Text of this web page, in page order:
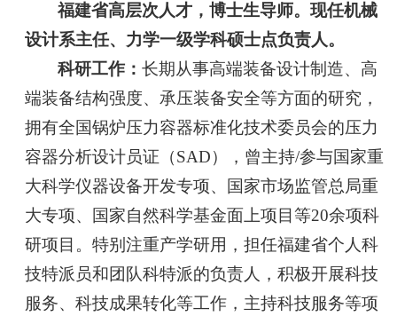
福建省高层次人才，博士生导师。现任机械
设计系主任、力学一级学科硕士点负责人。
科研工作：长期从事高端装备设计制造、高
端装备结构强度、承压装备安全等方面的研究，
拥有全国锅炉压力容器标准化技术委员会的压力
容器分析设计员证（SAD），曾主持/参与国家重
大科学仪器设备开发专项、国家市场监管总局重
大专项、国家自然科学基金面上项目等20余项科
研项目。特别注重产学研用，担任福建省个人科
技特派员和团队科特派的负责人，积极开展科技
服务、科技成果转化等工作，主持科技服务等项